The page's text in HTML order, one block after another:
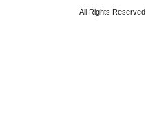
All Rights Reserved